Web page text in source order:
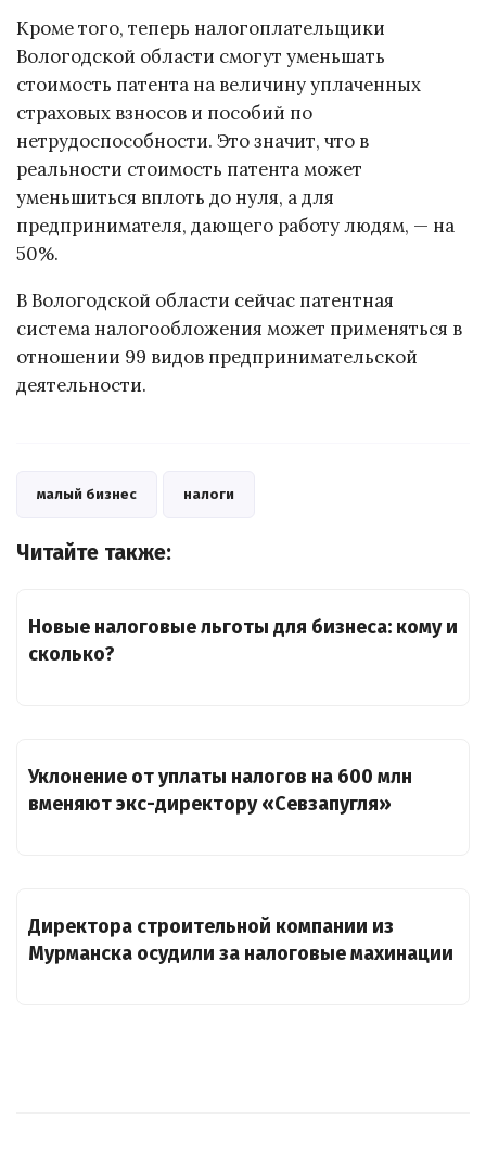
Кроме того, теперь налогоплательщики
Вологодской области смогут уменьшать
стоимость патента на величину уплаченных
страховых взносов и пособий по
нетрудоспособности. Это значит, что в
реальности стоимость патента может
уменьшиться вплоть до нуля, а для
предпринимателя, дающего работу людям, — на
50%.
В Вологодской области сейчас патентная
система налогообложения может применяться в
отношении 99 видов предпринимательской
деятельности.
малый бизнес налоги
Читайте также:
Новые налоговые льготы для бизнеса: кому и
сколько?
Уклонение от уплаты налогов на 600 млн
вменяют экс-директору «Севзапугля»
Директора строительной компании из
Мурманска осудили за налоговые махинации